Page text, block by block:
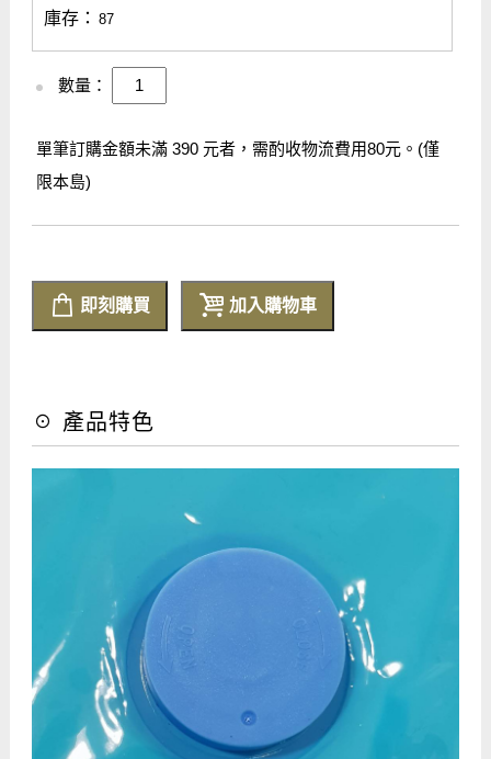
庫存： 87
數量：
單筆訂購金額未滿 390 元者，需酌收物流費用80元。(僅
限本島)
即刻購買 加入購物車
☉ 產品特色